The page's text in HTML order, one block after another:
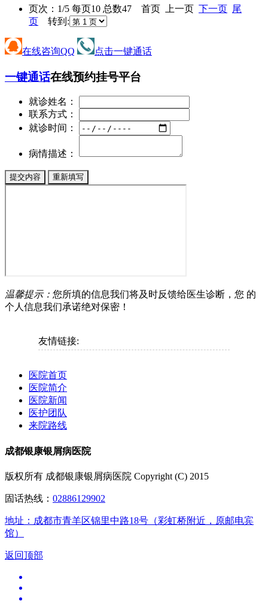
页次：1/5 每页10 总数47 首页 上一页 下一页 尾
页 转到:
在线咨询QQ 点击一键通话
一键通话在线预约挂号平台
就诊姓名：
联系方式：
就诊时间：
病情描述：
温馨提示： 您所填的信息我们将及时反馈给医生诊断，您 的
个人信息我们承诺绝对保密！
友情链接:
医院首页
医院简介
医院新闻
医护团队
来院路线
成都银康银屑病医院
版权所有 成都银康银屑病医院 Copyright (C) 2015
固话热线： 02886129902
地址：成都市青羊区锦里中路18号（彩虹桥附近，原邮电宾
馆）
返回顶部